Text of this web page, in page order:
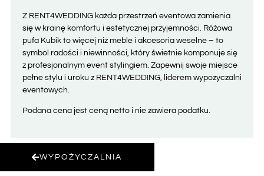
Z RENT4WEDDING każda przestrzeń eventowa zamienia
się w krainę komfortu i estetycznej przyjemności. Różowa
pufa Kubik to więcej niż meble i akcesoria weselne – to
symbol radości i niewinności, który świetnie komponuje się
z profesjonalnym event stylingiem. Zapewnij swoje miejsce
pełne stylu i uroku z RENT4WEDDING, liderem wypożyczalni
eventowych.
Podana cena jest ceną netto i nie zawiera podatku.
WYPOŻYCZALNIA